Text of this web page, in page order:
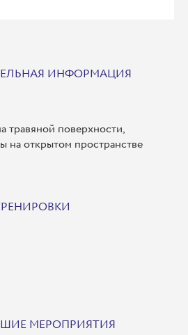
ИНФОРМАЦИЯ
травяной поверхности,
на открытом пространстве
МЕРОПРИЯТИЯ